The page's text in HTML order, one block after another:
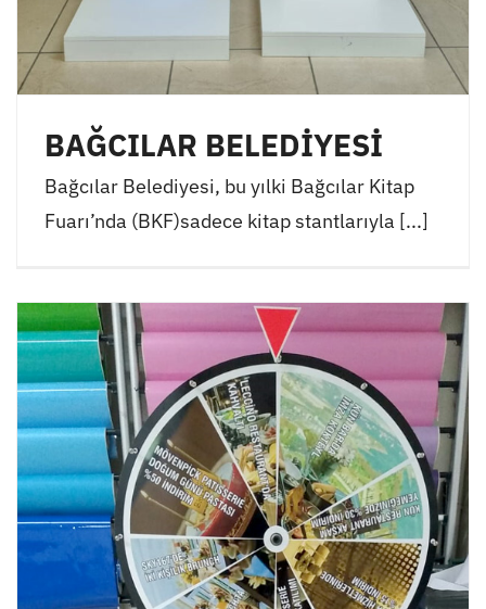
BAĞCILAR BELEDİYESİ
Bağcılar Belediyesi, bu yılki Bağcılar Kitap
Fuarı’nda (BKF)sadece kitap stantlarıyla [...]